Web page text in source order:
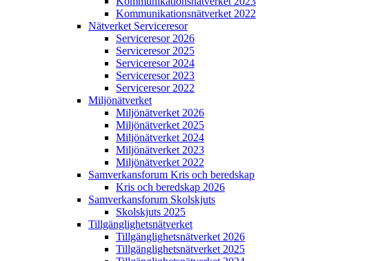
Kommunikations­nätverket 2022
Nätverket Serviceresor
Serviceresor 2026
Serviceresor 2025
Serviceresor 2024
Serviceresor 2023
Serviceresor 2022
Miljö­nätverket
Miljö­nätverket 2026
Miljö­nätverket 2025
Miljö­nätverket 2024
Miljö­nätverket 2023
Miljö­nätverket 2022
Samverkans­forum Kris och beredskap
Kris och beredskap 2026
Samverkans­forum Skolskjuts
Skolskjuts 2025
Tillgänglighets­nätverket
Tillgänglighets­nätverket 2026
Tillgänglighets­nätverket 2025